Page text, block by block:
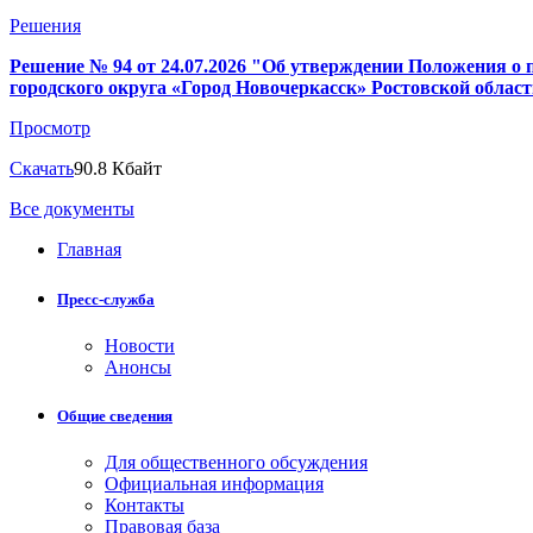
Решения
Решение № 94 от 24.07.2026 "Об утверждении Положения о
городского округа «Город Новочеркасск» Ростовской
Просмотр
Скачать90.8 Кбайт
Все документы
Главная
Пресс-служба
Новости
Анонсы
Общие сведения
Для общественного обсуждения
Официальная информация
Контакты
Правовая база